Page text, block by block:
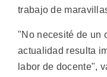
trabajo de
"No necesité de un
actualidad resulta
labor de docente",